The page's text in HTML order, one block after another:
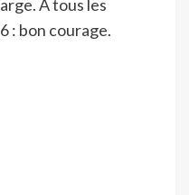
À tous les
: bon courage.